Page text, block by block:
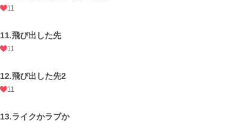
11
11.飛び出した先
11
12.飛び出した先2
11
13.ライクかラブか